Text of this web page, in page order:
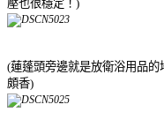
壓也很穩定！)
(蓮蓬頭旁邊就是放衛浴用品
頗香)